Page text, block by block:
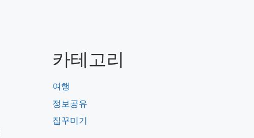
카테고리
여행
정보공유
집꾸미기